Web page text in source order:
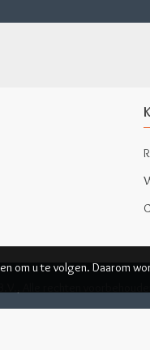
Alle rechten voorbehouden
om u te volgen. Daarom